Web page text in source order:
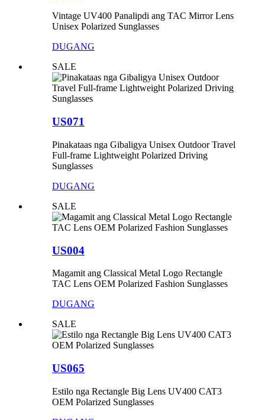
Vintage UV400 Panalipdi ang TAC Mirror Lens
Unisex Polarized Sunglasses
DUGANG
SALE
US071
Pinakataas nga Gibaligya Unisex Outdoor Travel
Full-frame Lightweight Polarized Driving
Sunglasses
DUGANG
SALE
US004
Magamit ang Classical Metal Logo Rectangle
TAC Lens OEM Polarized Fashion Sunglasses
DUGANG
SALE
US065
Estilo nga Rectangle Big Lens UV400 CAT3
OEM Polarized Sunglasses